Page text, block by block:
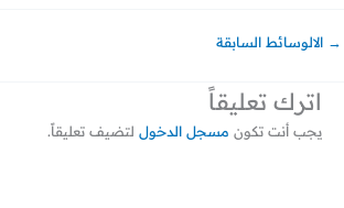
→ الالوسائط السابقة
اترك تعليقاً
يجب أنت تكون مسجل الدخول لتضيف تعليقاً.